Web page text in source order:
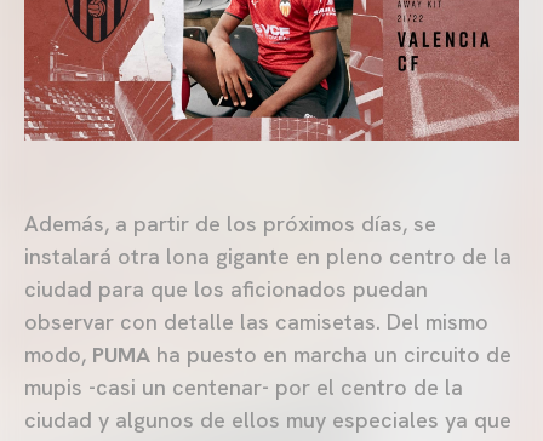
Además, a partir de los próximos días, se
instalará otra lona gigante en pleno centro de la
ciudad para que los aficionados puedan
observar con detalle las camisetas. Del mismo
modo, PUMA ha puesto en marcha un circuito de
mupis -casi un centenar- por el centro de la
ciudad y algunos de ellos muy especiales ya que